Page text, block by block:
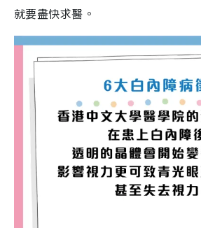
就要盡快求醫。